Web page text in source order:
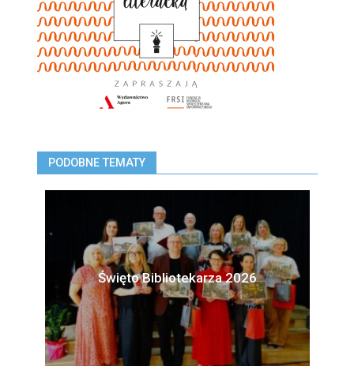
PODOBNE TEMATY
Święto Bibliotekarza 2026